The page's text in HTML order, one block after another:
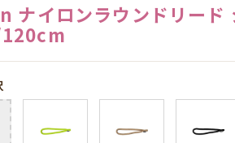
ナイロンラウンドリード